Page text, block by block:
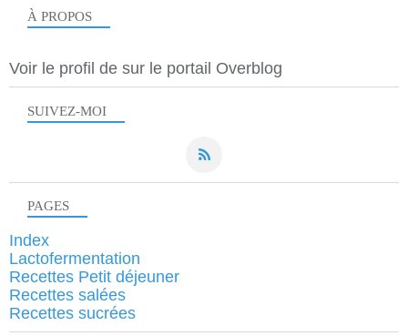
SUIVEZ-MOI
À PROPOS
Voir le profil de sur le portail Overblog
PAGES
Index
Lactofermentation
Recettes Petit déjeuner
Recettes salées
Recettes sucrées